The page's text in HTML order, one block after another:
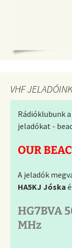
VHF
Rádióklubunk
jeladókat -
OUR
A jeladók
HA5KJ Jóska
HG7BVA
MHz